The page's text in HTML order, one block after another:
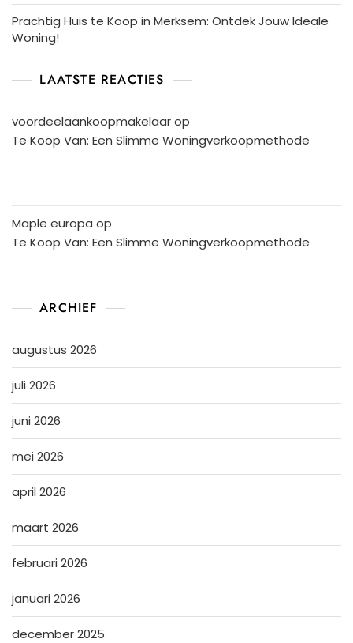
Prachtig Huis te Koop in Merksem: Ontdek Jouw Ideale
Woning!
LAATSTE REACTIES
voordeelaankoopmakelaarop
Te Koop Van: Een Slimme Woningverkoopmethode
Maple europa op
Te Koop Van: Een Slimme Woningverkoopmethode
ARCHIEF
augustus 2026
juli 2026
juni 2026
mei 2026
april 2026
maart 2026
februari 2026
januari 2026
december 2025